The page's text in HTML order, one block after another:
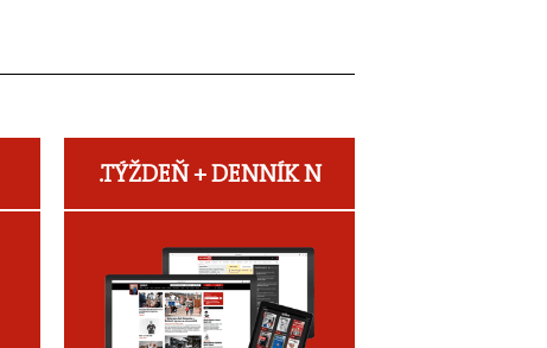
.TÝŽDEŇ +DENNÍK N